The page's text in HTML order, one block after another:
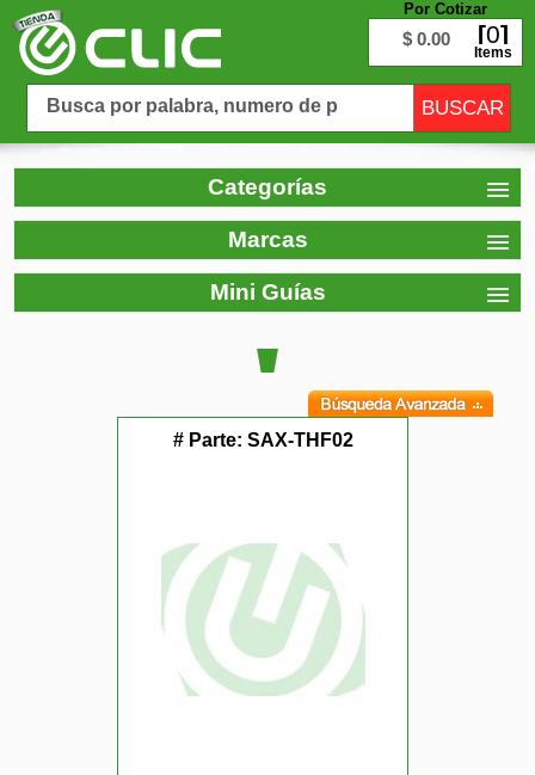
Por Cotizar
$ 0.00 0
Items
Categorías
Marcas
Mini Guías
# Parte: SAX-THF02